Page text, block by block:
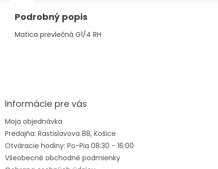
Podrobný popis
Matica prevlečná G1/4 RH
ä
e
Informácie pre vás
Moja objednávka
Predajňa: Rastislavova 88, Košice
Otváracie hodiny: Po-Pia 08:30 - 16:00
Všeobecné obchodné podmienky